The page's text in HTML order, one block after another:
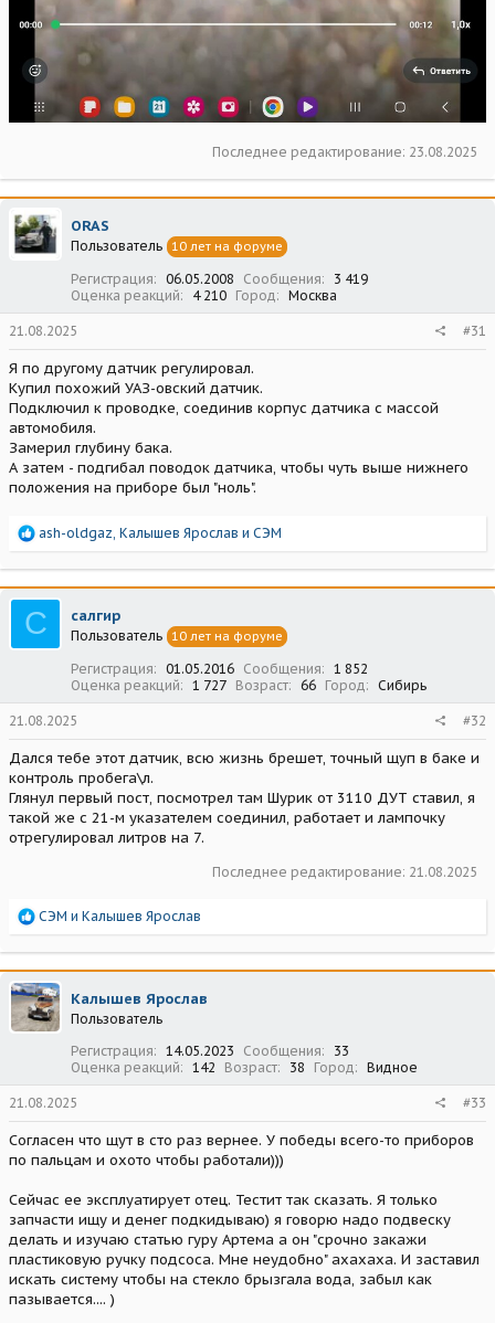
Последнее редактирование: 23.08.2025
ORAS
Пользователь 10 лет на форуме
Регистрация 06.05.2008 Сообщения
3 419
Оценка реакций
4 210 Город Москва
21.08.2025 #31
Я по другому датчик регулировал.
Купил похожий УАЗ-овский датчик.
Подключил к проводке, соединив корпус датчика с массой
автомобиля.
Замерил глубину бака.
А затем - подгибал поводок датчика, чтобы чуть выше нижнего
положения на приборе был "ноль".
Р
а
к
ц
и
и
ash-oldgaz Калышев Ярослав и СЭМ
С салгир
Пользователь 10 лет на форуме
Регистрация 01.05.2016 Сообщения
1 852
Оценка реакций
1 727 Возраст 66 Город Сибирь
21.08.2025 #32
Дался тебе этот датчик, всю жизнь брешет, точный щуп в баке и
контроль пробега\л.
Глянул первый пост, посмотрел там Шурик от 3110 ДУТ ставил, я
такой же с 21-м указателем соединил, работает и лампочку
отрегулировал литров на 7.
Последнее редактирование: 21.08.2025
Р
а
к
ц
и
и
СЭМ и Калышев Ярослав
Калышев Ярослав
Пользователь
Регистрация
14.05.2023 Сообщения
33
Оценка реакций
142 Возраст 38 Город Видное
21.08.2025 #33
Согласен что щут в сто раз вернее. У победы всего-то приборов
по пальцам и охото чтобы работали)))
Сейчас ее эксплуатирует отец. Тестит так сказать. Я только
запчасти ищу и денег подкидываю) я говорю надо подвеску
делать и изучаю статью гуру Артема а он "срочно закажи
пластиковую ручку подсоса. Мне неудобно" ахахаха. И заставил
искать систему чтобы на стекло брызгала вода, забыл как
пазывается.... )